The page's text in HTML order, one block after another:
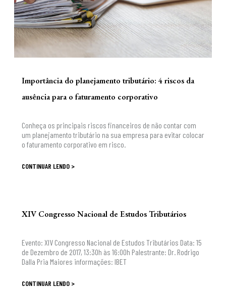
Importância do planejamento tributário: 4 riscos da
ausência para o faturamento corporativo
Conheça os principais riscos financeiros de não contar com
um planejamento tributário na sua empresa para evitar colocar
o faturamento corporativo em risco.
CONTINUAR LENDO >
XIV Congresso Nacional de Estudos Tributários
Evento: XIV Congresso Nacional de Estudos Tributários Data: 15
de Dezembro de 2017, 13:30h às 16:00h Palestrante: Dr. Rodrigo
Dalla Pria Maiores informações: IBET
CONTINUAR LENDO >